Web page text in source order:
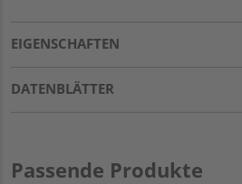
EIGENSCHAFTEN
DATENBLÄTTER
Passende Produkte